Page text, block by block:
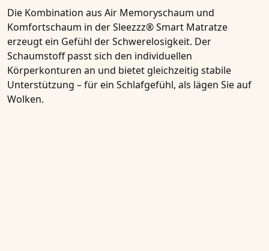
Die Kombination aus Air Memoryschaum und
Komfortschaum in der Sleezzz® Smart Matratze
erzeugt ein Gefühl der Schwerelosigkeit. Der
Schaumstoff passt sich den individuellen
Körperkonturen an und bietet gleichzeitig stabile
Unterstützung – für ein Schlafgefühl, als lägen Sie auf
Wolken.